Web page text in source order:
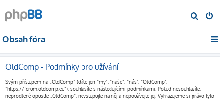
l
t
Obsah fóra
OldComp - Podmínky pro užívání
Svým přístupem na „OldComp“ (dále jen “my”, “naše”, “nás”, “OldComp”,
“https://forum.oldcomp.eu”), souhlasíte s následujícími podmínkami. Pokud nesouhlasíte,
neprodleně opusťte „OldComp“, nevstupujte na něj a nepoužívejte jej. Vyhrazujeme si právo tyto